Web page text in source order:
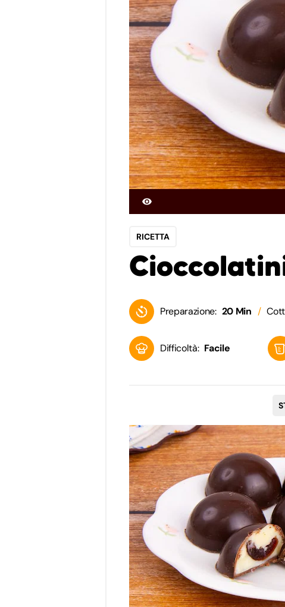
RICETTA
Preparazione: 20 Min
Difficoltà: Facile